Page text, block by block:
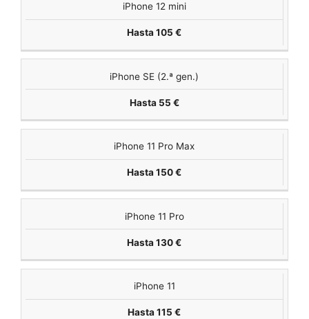
iPhone 12 mini
Hasta 105 €
iPhone SE (2.ª gen.)
Hasta 55 €
iPhone 11 Pro Max
Hasta 150 €
iPhone 11 Pro
Hasta 130 €
iPhone 11
Hasta 115 €